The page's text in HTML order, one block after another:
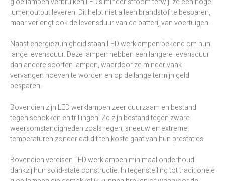
lumenoutput leveren. Dit helpt niet alleen brandstof te besparen,
maar verlengt ook de levensduur van de batterij van voertuigen.
Naast energiezuinigheid staan LED werklampen bekend om hun
lange levensduur. Deze lampen hebben een langere levensduur
dan andere soorten lampen, waardoor ze minder vaak
vervangen hoeven te worden en op de lange termijn geld
besparen.
Bovendien zijn LED werklampen zeer duurzaam en bestand
tegen schokken en trillingen. Ze zijn bestand tegen zware
weersomstandigheden zoals regen, sneeuw en extreme
temperaturen zonder dat dit ten koste gaat van hun prestaties.
Bovendien vereisen LED werklampen minimaal onderhoud
dankzij hun solid-state constructie. In tegenstelling tot traditionele